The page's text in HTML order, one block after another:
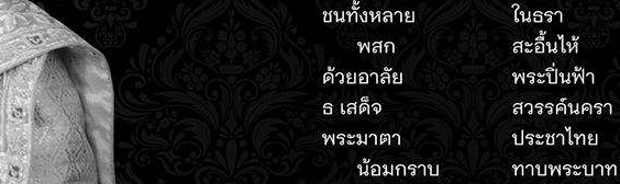
ชั่น เทคโนโลยี สำหรับอุตสาหกรรมการผลิต DIGITAL MANUFACTURING
งานแสดงเทคโนโลยีเครื่องจักรกล และอุตสาหกรรมรับช่วงการผลิต เพื่อการจัดซื้อ